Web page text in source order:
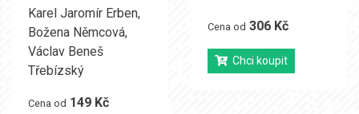
Karel Jaromír Erben,
Božena Němcová,
Václav Beneš
Třebízský
Cena od 149 Kč
Cena od 306 Kč
Chci koupit